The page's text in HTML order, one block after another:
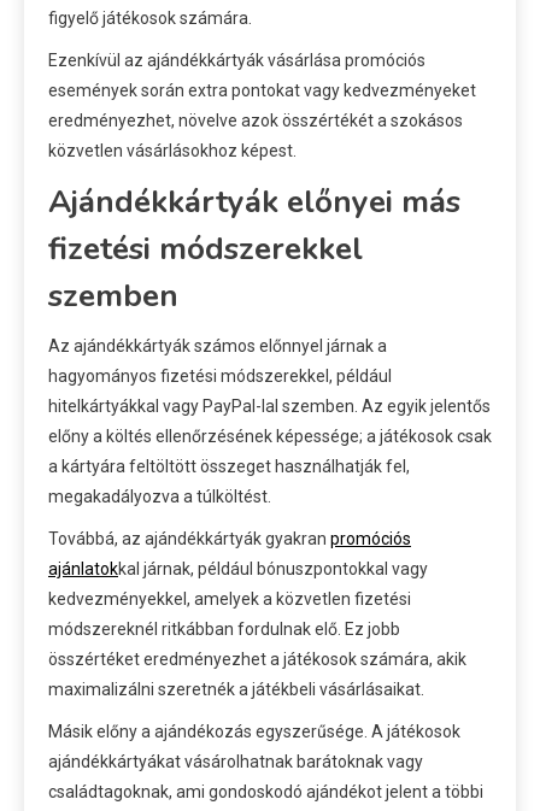
figyelő játékosok számára.
Ezenkívül az ajándékkártyák vásárlása promóciós
események során extra pontokat vagy kedvezményeket
eredményezhet, növelve azok összértékét a szokásos
közvetlen vásárlásokhoz képest.
Ajándékkártyák előnyei más
fizetési módszerekkel
szemben
Az ajándékkártyák számos előnnyel járnak a
hagyományos fizetési módszerekkel, például
hitelkártyákkal vagy PayPal-lal szemben. Az egyik jelentős
előny a költés ellenőrzésének képessége; a játékosok csak
a kártyára feltöltött összeget használhatják fel,
megakadályozva a túlköltést.
Továbbá, az ajándékkártyák gyakran promóciós
ajánlatokkal járnak, például bónuszpontokkal vagy
kedvezményekkel, amelyek a közvetlen fizetési
módszereknél ritkábban fordulnak elő. Ez jobb
összértéket eredményezhet a játékosok számára, akik
maximalizálni szeretnék a játékbeli vásárlásaikat.
Másik előny a ajándékozás egyszerűsége. A játékosok
ajándékkártyákat vásárolhatnak barátoknak vagy
családtagoknak, ami gondoskodó ajándékot jelent a többi